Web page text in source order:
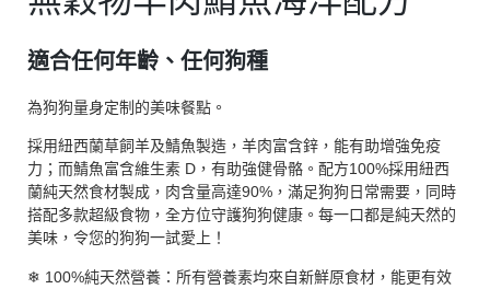
適合任何年齡、任何狗種
為狗狗量身定制的美味餐點。
採用紐西蘭草飼羊及鯖魚製造，羊肉富含鋅，能有助增強免疫
力；而鯖魚富含維生素 D，有助強健骨骼。配方100%採用紐西
蘭純天然食材製成，肉含量高達90%，滿足狗狗日常需要，同時
搭配多款超級食物，全方位守護狗狗健康。每一口都是純天然的
美味，令您的狗狗一試愛上！
❄ 100%純天然營養：所有營養素均來自新鮮原食材，能更有效